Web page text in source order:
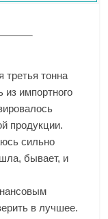
третья тонна
из импортного
продукции.
сильно
бывает, и
в лучшее.